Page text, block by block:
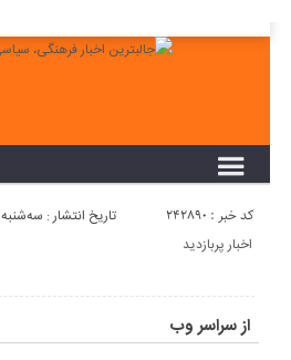
برويد و منوي خود را ايجاد كنيد!
کد خبر : 242890 تاریخ انتشار : سه‌شنبه 5 فروردین 1404 - 9:15
اخبار پربازدید
از سراسر وب